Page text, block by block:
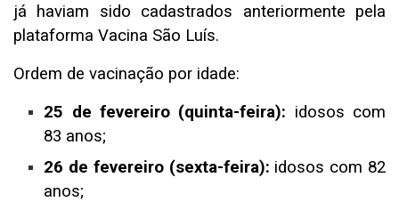
já haviam sido cadastrados anteriormente pela
plataforma Vacina São Luís.
Ordem de vacinação por idade:
25 de fevereiro (quinta-feira): idosos com
83 anos;
26 de fevereiro (sexta-feira): idosos com 82
anos;